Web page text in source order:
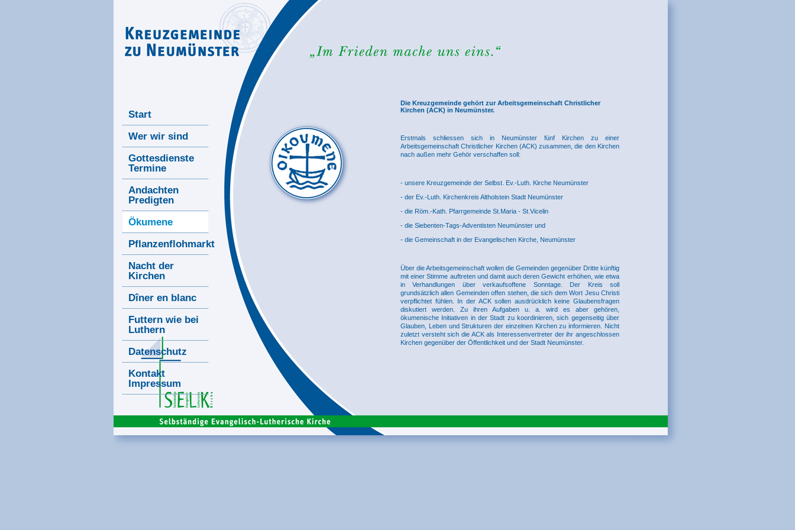
Die Kreuzgemeinde gehört zur Arbeitsgemeinschaft Christlicher
Kirchen (ACK) in Neumünster.
Erstmals schliessen sich in Neumünster fünf Kirchen zu einer
Arbeitsgemeinschaft Christlicher Kirchen (ACK) zusammen, die den Kirchen
nach außen mehr Gehör verschaffen soll:
- unsere Kreuzgemeinde der Selbst. Ev.-Luth. Kirche Neumünster
- der Ev.-Luth. Kirchenkreis Altholstein Stadt Neumünster
- die Röm.-Kath. Pfarrgemeinde St.Maria - St.Vicelin
- die Siebenten-Tags-Adventisten Neumünster und
- die Gemeinschaft in der Evangelischen Kirche, Neumünster
Über die Arbeitsgemeinschaft wollen die Gemeinden gegenüber Dritte künftig
mit einer Stimme auftreten und damit auch deren Gewicht erhöhen, wie etwa
in Verhandlungen über verkaufsoffene Sonntage. Der Kreis soll
grundsätzlich allen Gemeinden offen stehen, die sich dem Wort Jesu Christi
verpflichtet fühlen. In der ACK sollen ausdrücklich keine Glaubensfragen
diskutiert werden. Zu ihren Aufgaben u. a. wird es aber gehören,
ökumenische Initiativen in der Stadt zu koordinieren, sich gegenseitig über
Glauben, Leben und Strukturen der einzelnen Kirchen zu informieren. Nicht
zuletzt versteht sich die ACK als Interessenvertreter der ihr angeschlossen
Kirchen gegenüber der Öffentlichkeit und der Stadt Neumünster.
Start
Wer wir sind
Gottesdienste
Termine
Andachten
Predigten
Ökumene
Pflanzenflohmarkt
Nacht der
Kirchen
Dîner en blanc
Futtern wie bei
Luthern
Datenschutz
Kontakt
Impressum